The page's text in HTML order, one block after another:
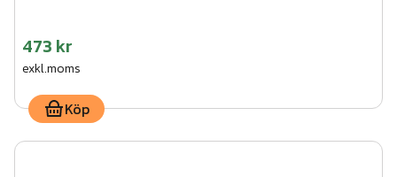
473 kr
exkl.moms
Köp